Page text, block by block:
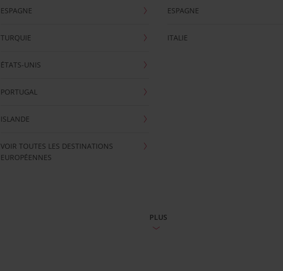
ESPAGNE
TURQUIE
ÉTATS-UNIS
PORTUGAL
ISLANDE
VOIR TOUTES LES DESTINATIONS
EUROPÉENNES
ESPAGNE
ITALIE
PLUS